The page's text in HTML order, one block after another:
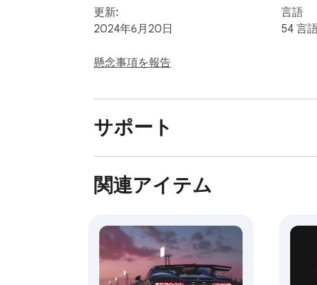
更新:
2024年6月20日
懸念事項を報告
言語
54 言
サポート
関連アイテム